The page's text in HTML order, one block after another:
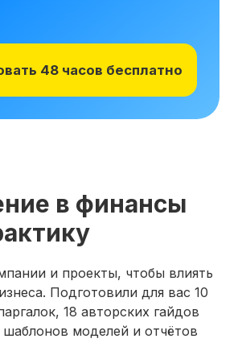
в финансы
и проекты, чтобы влиять
Подготовили для вас 10
18 авторских гайдов
шаблонов моделей и отчётов